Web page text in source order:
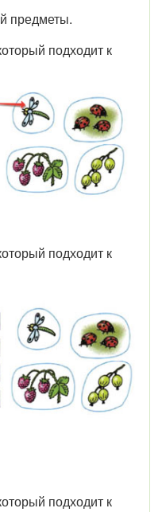
предметы.
подходит к
подходит к
подходит к